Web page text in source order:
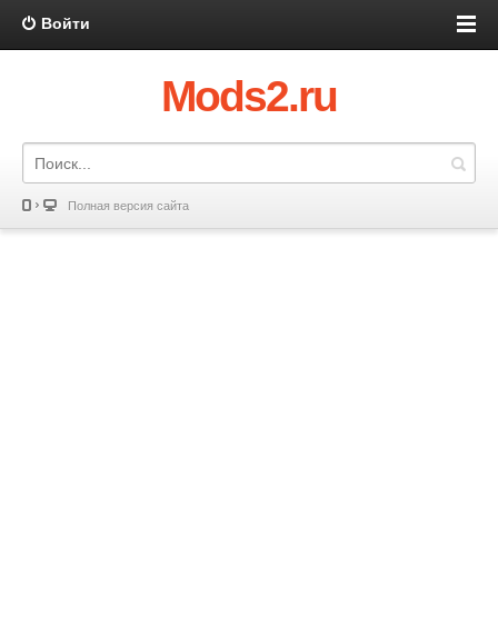
Войти
Mods2.ru
Полная версия сайта